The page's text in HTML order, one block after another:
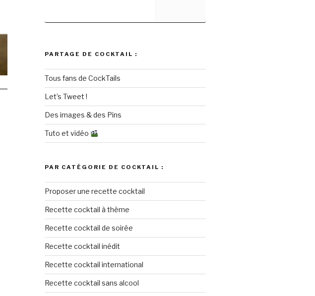
PARTAGE DE COCKTAIL :
Tous fans de CockTails
Let’s Tweet !
Des images & des Pins
Tuto et vidéo
PAR CATÉGORIE DE COCKTAIL :
Proposer une recette cocktail
Recette cocktail à thème
Recette cocktail de soirée
Recette cocktail inédit
Recette cocktail international
Recette cocktail sans alcool